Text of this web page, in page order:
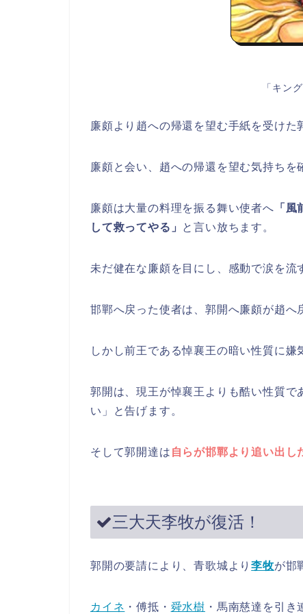
「キン
廉頗より趙への帰還を望む手紙を受けた
廉頗と会い、趙への帰還を望む気持ちを
廉頗は大量の料理を振る舞い使者へ 「
して救ってやる」 と言い放ちます。
未だ健在な廉頗を目にし、感動で涙を流
邯鄲へ戻った使者は、郭開へ廉頗が趙へ
しかし前王である悼襄王の暗い性質に嫌
郭開は、現王が悼襄王よりも酷い性質
い」と告げます。
そして郭開達は 自らが邯鄲より追い出し
三大天李牧が復活！
郭開の要請により、青歌城より李牧が邯
カイネ ・傅抵・ 舜水樹 ・馬南慈達を引き